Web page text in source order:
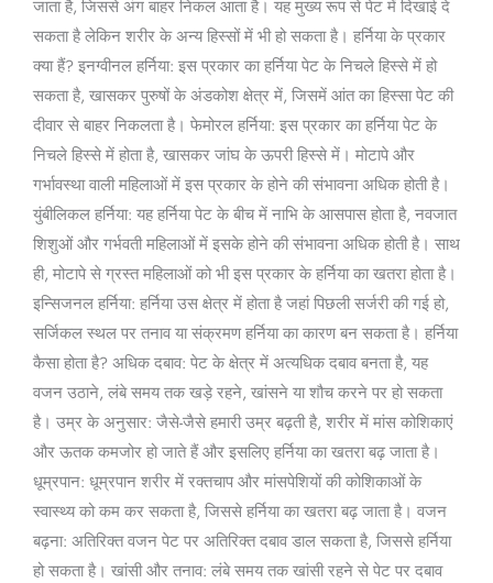
जाता है, जिससे अंग बाहर निकल आता है। यह मुख्य रूप से पेट में दिखाई दे
सकता है लेकिन शरीर के अन्य हिस्सों में भी हो सकता है। हर्निया के प्रकार
क्या हैं? इनग्वीनल हर्निया: इस प्रकार का हर्निया पेट के निचले हिस्से में हो
सकता है, खासकर पुरुषों के अंडकोश क्षेत्र में, जिसमें आंत का हिस्सा पेट की
दीवार से बाहर निकलता है। फेमोरल हर्निया: इस प्रकार का हर्निया पेट के
निचले हिस्से में होता है, खासकर जांघ के ऊपरी हिस्से में। मोटापे और
गर्भावस्था वाली महिलाओं में इस प्रकार के होने की संभावना अधिक होती है।
युंबीलिकल हर्निया: यह हर्निया पेट के बीच में नाभि के आसपास होता है, नवजात
शिशुओं और गर्भवती महिलाओं में इसके होने की संभावना अधिक होती है। साथ
ही, मोटापे से ग्रस्त महिलाओं को भी इस प्रकार के हर्निया का खतरा होता है।
इन्सिजनल हर्निया: हर्निया उस क्षेत्र में होता है जहां पिछली सर्जरी की गई हो,
सर्जिकल स्थल पर तनाव या संक्रमण हर्निया का कारण बन सकता है। हर्निया
कैसा होता है? अधिक दबाव: पेट के क्षेत्र में अत्यधिक दबाव बनता है, यह
वजन उठाने, लंबे समय तक खड़े रहने, खांसने या शौच करने पर हो सकता
है। उम्र के अनुसार: जैसे-जैसे हमारी उम्र बढ़ती है, शरीर में मांस कोशिकाएं
और ऊतक कमजोर हो जाते हैं और इसलिए हर्निया का खतरा बढ़ जाता है।
धूम्रपान: धूम्रपान शरीर में रक्तचाप और मांसपेशियों की कोशिकाओं के
स्वास्थ्य को कम कर सकता है, जिससे हर्निया का खतरा बढ़ जाता है। वजन
बढ़ना: अतिरिक्त वजन पेट पर अतिरिक्त दबाव डाल सकता है, जिससे हर्निया
हो सकता है। खांसी और तनाव: लंबे समय तक खांसी रहने से पेट पर दबाव
है
?